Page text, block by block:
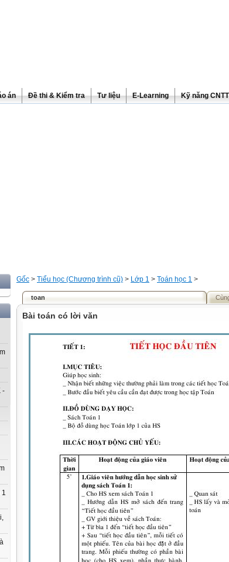
án Đề thi & Kiểm tra Tư liệu E-Learning Kỹ năng CNTT
-
1
Gốc > Tiểu học (Chương trình cũ) > Lớp 1 > Toán học 1 >
toan
Bài toán có lời văn